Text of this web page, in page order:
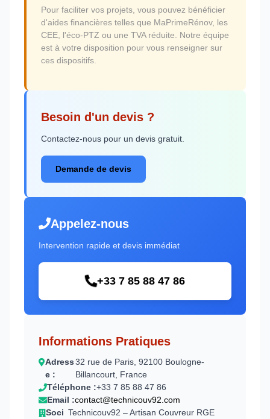
Pour faciliter vos projets, vous pouvez bénéficier
d'aides financières telles que MaPrimeRénov, les
CEE, l'éco-PTZ ou une TVA réduite. Notre équipe
est à votre disposition pour vous renseigner sur
ces dispositifs.
Besoin d'un devis ?
Contactez-nous pour un devis gratuit.
Demande de devis
Appelez-nous
Intervention rapide et devis immédiat
+33 7 85 88 47 86
Informations Pratiques
Adress
e :
32 rue de Paris, 92100 Boulogne-
Billancourt, France
Téléphone :+33 7 85 88 47 86
Email :contact@technicouv92.com
Soci Technicouv92 – Artisan Couvreur RGE